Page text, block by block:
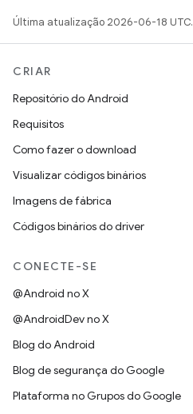
Última atualização 2026-06-18 UTC.
CRIAR
Repositório do Android
Requisitos
Como fazer o download
Visualizar códigos binários
Imagens de fábrica
Códigos binários do driver
CONECTE-SE
@Android no X
@AndroidDev no X
Blog do Android
Blog de segurança do Google
Plataforma no Grupos do Google